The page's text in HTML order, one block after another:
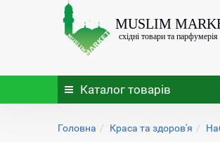
Каталог товарів
Головна Краса та здоров'я